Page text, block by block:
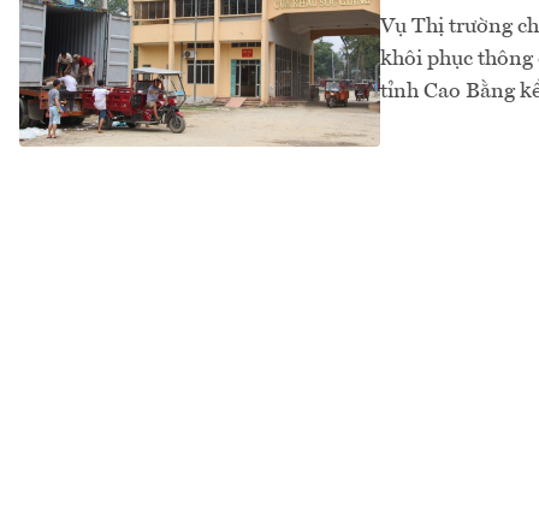
Vụ Thị trường
khôi phục thông
tỉnh Cao Bằng